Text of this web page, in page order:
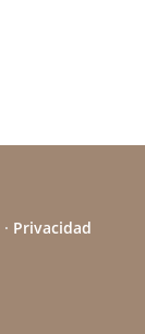
· Privacidad